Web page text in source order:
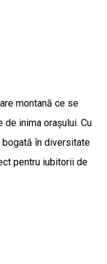
montană ce se
de inima orașului. Cu
în diversitate
pentru iubitorii de